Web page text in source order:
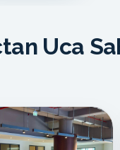
Uca